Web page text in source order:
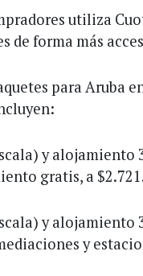
utiliza
de forma más
para Aruba
y alojamiento
gratis, a
y
y